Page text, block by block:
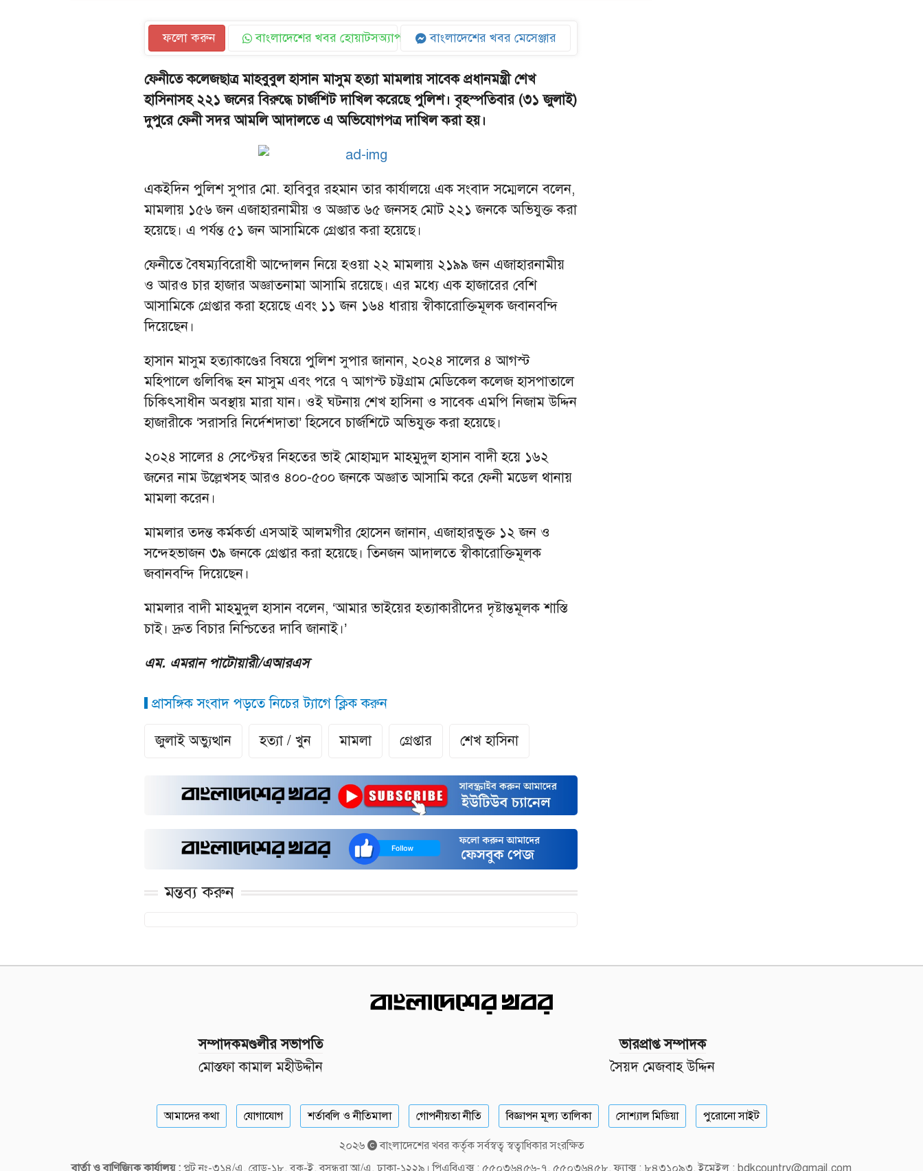
ফলো করুন বাংলাদেশের খবর হোয়াটসঅ্যাপ বাংলাদেশের খবর মেসেঞ্জার
ফেনীতে কলেজছাত্র মাহবুবুল হাসান মাসুম হত্যা মামলায় সাবেক প্রধানমন্ত্রী শেখ
হাসিনাসহ ২২১ জনের বিরুদ্ধে চার্জশিট দাখিল করেছে পুলিশ। বৃহস্পতিবার (৩১ জুলাই)
দুপুরে ফেনী সদর আমলি আদালতে এ অভিযোগপত্র দাখিল করা হয়।
একইদিন পুলিশ সুপার মো. হাবিবুর রহমান তার কার্যালয়ে এক সংবাদ সম্মেলনে বলেন,
মামলায় ১৫৬ জন এজাহারনামীয় ও অজ্ঞাত ৬৫ জনসহ মোট ২২১ জনকে অভিযুক্ত করা
হয়েছে। এ পর্যন্ত ৫১ জন আসামিকে গ্রেপ্তার করা হয়েছে।
ফেনীতে বৈষম্যবিরোধী আন্দোলন নিয়ে হওয়া ২২ মামলায় ২১৯৯ জন এজাহারনামীয়
ও আরও চার হাজার অজ্ঞাতনামা আসামি রয়েছে। এর মধ্যে এক হাজারের বেশি
আসামিকে গ্রেপ্তার করা হয়েছে এবং ১১ জন ১৬৪ ধারায় স্বীকারোক্তিমূলক জবানবন্দি
দিয়েছেন।
হাসান মাসুম হত্যাকাণ্ডের বিষয়ে পুলিশ সুপার জানান, ২০২৪ সালের ৪ আগস্ট
মহিপালে গুলিবিদ্ধ হন মাসুম এবং পরে ৭ আগস্ট চট্টগ্রাম মেডিকেল কলেজ হাসপাতালে
চিকিৎসাধীন অবস্থায় মারা যান। ওই ঘটনায় শেখ হাসিনা ও সাবেক এমপি নিজাম উদ্দিন
হাজারীকে ‘সরাসরি নির্দেশদাতা’ হিসেবে চার্জশিটে অভিযুক্ত করা হয়েছে।
২০২৪ সালের ৪ সেপ্টেম্বর নিহতের ভাই মোহাম্মদ মাহমুদুল হাসান বাদী হয়ে ১৬২
জনের নাম উল্লেখসহ আরও ৪০০-৫০০ জনকে অজ্ঞাত আসামি করে ফেনী মডেল থানায়
মামলা করেন।
মামলার তদন্ত কর্মকর্তা এসআই আলমগীর হোসেন জানান, এজাহারভুক্ত ১২ জন ও
সন্দেহভাজন ৩৯ জনকে গ্রেপ্তার করা হয়েছে। তিনজন আদালতে স্বীকারোক্তিমূলক
জবানবন্দি দিয়েছেন।
মামলার বাদী মাহমুদুল হাসান বলেন, ‘আমার ভাইয়ের হত্যাকারীদের দৃষ্টান্তমূলক শাস্তি
চাই। দ্রুত বিচার নিশ্চিতের দাবি জানাই।’
এম. এমরান পাটোয়ারী/এআরএস
প্রাসঙ্গিক সংবাদ পড়তে নিচের ট্যাগে ক্লিক করুন
জুলাই অভ্যুত্থান হত্যা / খুন মামলা গ্রেপ্তার শেখ হাসিনা
মন্তব্য করুন
সম্পাদকমণ্ডলীর সভাপতি
মোস্তফা কামাল মহীউদ্দীন
ভারপ্রাপ্ত সম্পাদক
সৈয়দ মেজবাহ উদ্দিন
আমাদের কথা যোগাযোগ শর্তাবলি ও নীতিমালা গোপনীয়তা নীতি বিজ্ঞাপন মূল্য তালিকা সোশ্যাল মিডিয়া পুরোনো সাইট
২০২৬
বাংলাদেশের খবর কর্তৃক সর্বস্বত্ব স্বত্বাধিকার সংরক্ষিত
বার্তা ও বাণিজ্যিক কার্যালয় : প্লট নং-৩১৪/এ, রোড-১৮, ব্লক-ই, বসুন্ধরা আ/এ, ঢাকা-১২২৯। পিএবিএক্স : ৫৫০৩৬৪৫৬-৭, ৫৫০৩৬৪৫৮, ফ্যাক্স : ৮৪৩১০৯৩, ইমেইল : bdkcountry@gmail.com